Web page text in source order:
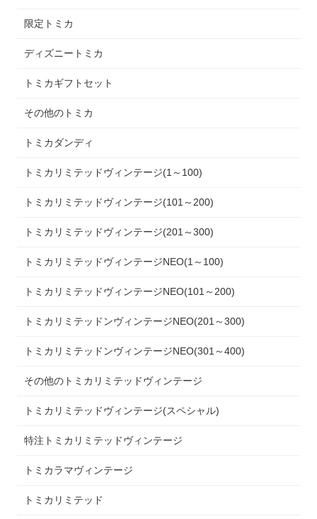
限定トミカ
ディズニートミカ
トミカギフトセット
その他のトミカ
トミカダンディ
トミカリミテッドヴィンテージ(1～100)
トミカリミテッドヴィンテージ(101～200)
トミカリミテッドヴィンテージ(201～300)
トミカリミテッドヴィンテージNEO(1～100)
トミカリミテッドヴィンテージNEO(101～200)
トミカリミテッドンヴィンテージNEO(201～300)
トミカリミテッドンヴィンテージNEO(301～400)
その他のトミカリミテッドヴィンテージ
トミカリミテッドヴィンテージ(スペシャル)
特注トミカリミテッドヴィンテージ
トミカラマヴィンテージ
トミカリミテッド